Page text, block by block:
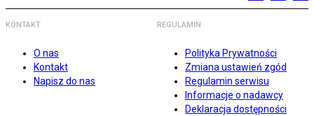
KONTAKT
O nas
Kontakt
Napisz do nas
REGULAMIN
Polityka Prywatności
Zmiana ustawień zgód
Regulamin serwisu
Informacje o nadawcy
Deklaracja dostępności